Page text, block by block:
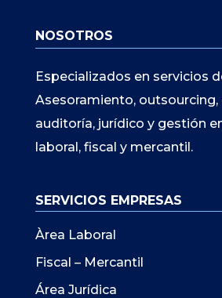
NOSOTROS
Especializados en servicios
Asesoramiento, outsourcing,
auditoría, jurídico y gestión
laboral, fiscal y mercantil.
SERVICIOS EMPRESAS
Àrea Laboral
Fiscal – Mercantil
Área Jurídica